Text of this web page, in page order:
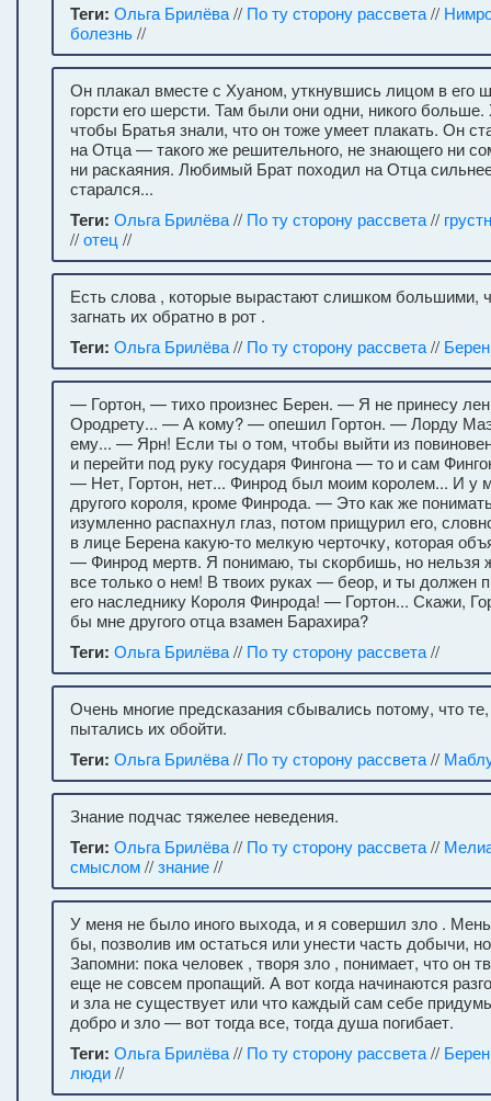
Теги: Ольга Брилёва// По ту сторону рассвета//
болезнь//
Он плакал вместе с Хуаном, уткнувшись лицом в его
горсти его шерсти. Там были они одни, никого больше.
чтобы Братья знали, что он тоже умеет плакать. Он
на Отца — такого же решительного, не знающего ни
ни раскаяния. Любимый Брат походил на Отца
старался...
Теги: Ольга Брилёва// По ту сторону рассвета//
//отец //
Есть слова , которые вырастают слишком большими,
загнать их обратно в рот .
Теги: Ольга Брилёва// По ту сторону рассвета// Берен
— Гортон, — тихо произнес Берен. — Я не принесу
Ородрету... — А кому? — опешил Гортон. — Лорду
ему... — Ярн! Если ты о том, чтобы выйти из
и перейти под руку государя Фингона — то и сам
— Нет, Гортон, нет... Финрод был моим королем... И у
другого короля, кроме Финрода. — Это как же
изумленно распахнул глаз, потом прищурил его,
в лице Берена какую-то мелкую черточку, которая
— Финрод мертв. Я понимаю, ты скорбишь, но нельзя
все только о нем! В твоих руках — беор, и ты должен
его наследнику Короля Финрода! — Гортон... Скажи,
бы мне другого отца взамен Барахира?
Теги: Ольга Брилёва// По ту сторону рассвета//
Очень многие предсказания сбывались потому, что
пытались их обойти.
Теги: Ольга Брилёва// По ту сторону рассвета//
Знание подчас тяжелее неведения.
Теги: Ольга Брилёва// По ту сторону рассвета//
смыслом//знание//
У меня не было иного выхода, и я совершил зло .
бы, позволив им остаться или унести часть добычи,
Запомни: пока человек , творя зло , понимает, что он
еще не совсем пропащий. А вот когда начинаются
и зла не существует или что каждый сам себе
добро и зло — вот тогда все, тогда душа погибает.
Теги: Ольга Брилёва// По ту сторону рассвета// Берен
люди//